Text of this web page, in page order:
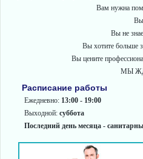
Вам нужна
Вы
Вы не
Вы хотите больше
Вы цените
МЫ
Расписание работы
Ежедневно: 13:00 - 19:00
Выходной: суббота
Последний день месяца -